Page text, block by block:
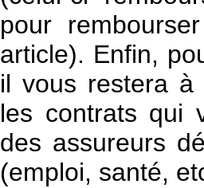
pour
article). Enfin,
il vous restera à
les contrats qui
des assureurs
(emploi, santé,